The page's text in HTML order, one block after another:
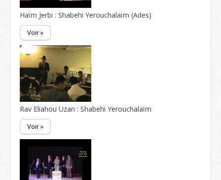
Haïm Jerbi : Shabehi Yerouchalaïm (Ades)
Voir »
Rav Eliahou Uzan : Shabehi Yerouchalaïm
Voir »